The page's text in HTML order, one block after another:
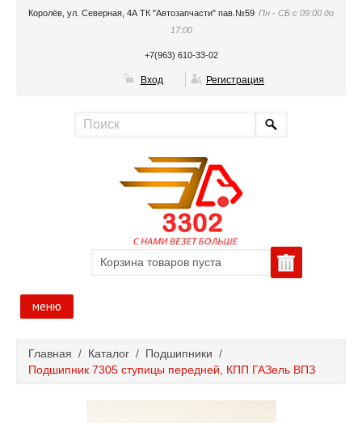
Королёв, ул. Северная, 4А ТК "Автозапчасти" пав.№59 Пн - СБ с 09:00 до
17:00
+7(963) 610-33-02
Вход Регистрация
Корзина товаров пуста
меню
Каталог
Главная / Каталог / Подшипники /
Подшипник 7305 ступицы передней, КПП ГАЗель ВПЗ